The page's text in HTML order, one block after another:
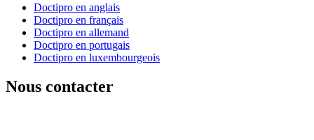
Doctipro en anglais
Doctipro en français
Doctipro en allemand
Doctipro en portugais
Doctipro en luxembourgeois
Nous contacter